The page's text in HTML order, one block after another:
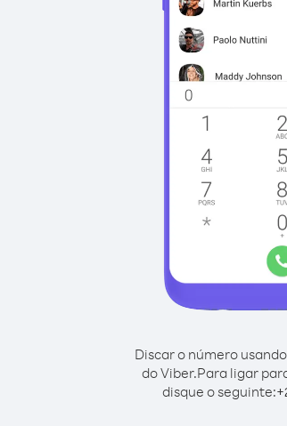
Discar o número
do Viber.Para ligar
disque o seguinte:+